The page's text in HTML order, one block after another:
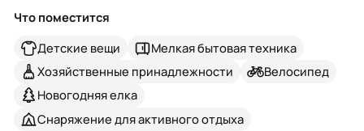
Что поместится
Детские вещи
Мелкая бытовая техника
Хозяйственные принадлежности
Велосипед
Новогодняя елка
Снаряжение для активного отдыха